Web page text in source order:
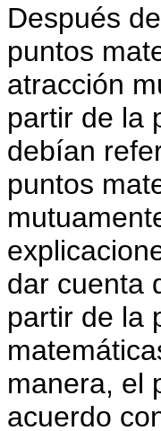
Después
puntos
atracción
partir de la
debían
puntos
dar cuenta
partir de la
manera, el
acuerdo